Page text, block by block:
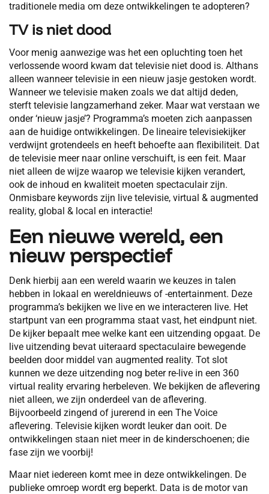
traditionele media om deze ontwikkelingen te adopteren?
TV is niet dood
Voor menig aanwezige was het een opluchting toen het
verlossende woord kwam dat televisie niet dood is. Althans
alleen wanneer televisie in een nieuw jasje gestoken wordt.
Wanneer we televisie maken zoals we dat altijd deden,
sterft televisie langzamerhand zeker. Maar wat verstaan we
onder ‘nieuw jasje’? Programma’s moeten zich aanpassen
aan de huidige ontwikkelingen. De lineaire televisiekijker
verdwijnt grotendeels en heeft behoefte aan flexibiliteit. Dat
de televisie meer naar online verschuift, is een feit. Maar
niet alleen de wijze waarop we televisie kijken verandert,
ook de inhoud en kwaliteit moeten spectaculair zijn.
Onmisbare keywords zijn live televisie, virtual & augmented
reality, global & local en interactie!
Een nieuwe wereld, een
nieuw perspectief
Denk hierbij aan een wereld waarin we keuzes in talen
hebben in lokaal en wereldnieuws of -entertainment. Deze
programma’s bekijken we live en we interacteren live. Het
startpunt van een programma staat vast, het eindpunt niet.
De kijker bepaalt mee welke kant een uitzending opgaat. De
live uitzending bevat uiteraard spectaculaire bewegende
beelden door middel van augmented reality. Tot slot
kunnen we deze uitzending nog beter re-live in een 360
virtual reality ervaring herbeleven. We bekijken de aflevering
niet alleen, we zijn onderdeel van de aflevering.
Bijvoorbeeld zingend of jurerend in een The Voice
aflevering. Televisie kijken wordt leuker dan ooit. De
ontwikkelingen staan niet meer in de kinderschoenen; die
fase zijn we voorbij!
Maar niet iedereen komt mee in deze ontwikkelingen. De
publieke omroep wordt erg beperkt. Data is de motor van